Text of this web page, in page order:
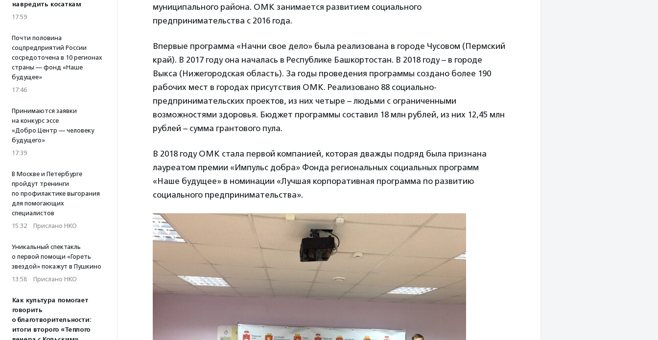
навредить косаткам
17:59
Почти половина
соцпредприятий России
сосредоточена в 10 регионах
страны — фонд «Наше
будущее»
17:46
Принимаются заявки
на конкурс эссе
«Добро.Центр — человеку
будущего»
17:39
В Москве и Петербурге
пройдут тренинги
по профилактике выгорания
для помогающих
специалистов
15:32 · Прислано НКО
Уникальный спектакль
о первой помощи «Гореть
звездой» покажут в Пушкино
13:58 · Прислано НКО
Как культура помогает
говорить
о благотворительности:
итоги второго «Теплого
муниципального района. ОМК занимается развитием социального
предпринимательства с 2016 года.
Впервые программа «Начни свое дело» была реализована в городе Чусовом (Пермский
край). В 2017 году она началась в Республике Башкортостан. В 2018 году – в городе
Выкса (Нижегородская область). За годы проведения программы создано более 190
рабочих мест в городах присутствия ОМК. Реализовано 88 социально-
предпринимательских проектов, из них четыре – людьми с ограниченными
возможностями здоровья. Бюджет программы составил 18 млн рублей, из них 12,45 млн
рублей – сумма грантового пула.
В 2018 году ОМК стала первой компанией, которая дважды подряд была признана
лауреатом премии «Импульс добра» Фонда региональных социальных программ
«Наше будущее» в номинации «Лучшая корпоративная программа по развитию
социального предпринимательства».